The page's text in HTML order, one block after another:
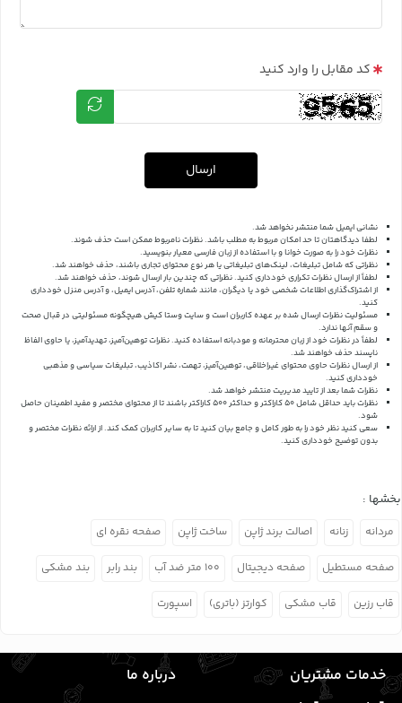
کد مقابل را وارد کنید
ارسال
نشانی ایمیل شما منتشر نخواهد شد.
لطفا دیدگاهتان تا حد امکان مربوط به مطلب باشد. نظرات نامربوط ممکن است حذف شوند.
نظرات خود را به صورت خوانا و با استفاده از زبان فارسی معیار بنویسید.
نظراتی که شامل تبلیغات، لینک‌های تبلیغاتی یا هر نوع محتوای تجاری باشند، حذف خواهند شد.
لطفاً از ارسال نظرات تکراری خودداری کنید. نظراتی که چندین بار ارسال شوند، حذف خواهند شد.
از اشتراک‌گذاری اطلاعات شخصی خود یا دیگران، مانند شماره تلفن، آدرس ایمیل، و آدرس منزل خودداری
کنید.
مسئولیت نظرات ارسال شده بر عهده کاربران است و سایت وستا کیش هیچگونه مسئولیتی در قبال صحت
و سقم آنها ندارد.
لطفاً در نظرات خود از زبان محترمانه و مودبانه استفاده کنید. نظرات توهین‌آمیز، تهدیدآمیز، یا حاوی الفاظ
ناپسند حذف خواهند شد.
از ارسال نظرات حاوی محتوای غیراخلاقی، توهین‌آمیز، تهمت، نشر اکاذیب، تبلیغات سیاسی و مذهبی
خودداری کنید.
نظرات شما بعد از تایید مدیریت منتشر خواهد شد.
نظرات باید حداقل شامل 50 کاراکتر و حداکثر 500 کاراکتر باشند تا از محتوای مختصر و مفید اطمینان حاصل
شود.
سعی کنید نظر خود را به طور کامل و جامع بیان کنید تا به سایر کاربران کمک کند.از ارائه نظرات مختصر و
بدون توضیح خودداری کنید.
بخشها :
مردانه زنانه اصالت برند ژاپن ساخت ژاپن صفحه نقره ای
صفحه مستطیل صفحه دیجیتال ۱۰۰ متر ضد آب بند رابر بند مشکی
قاب رزین قاب مشکی کوارتز (باتری) اسپورت
خدمات مشتریان
درباره ما